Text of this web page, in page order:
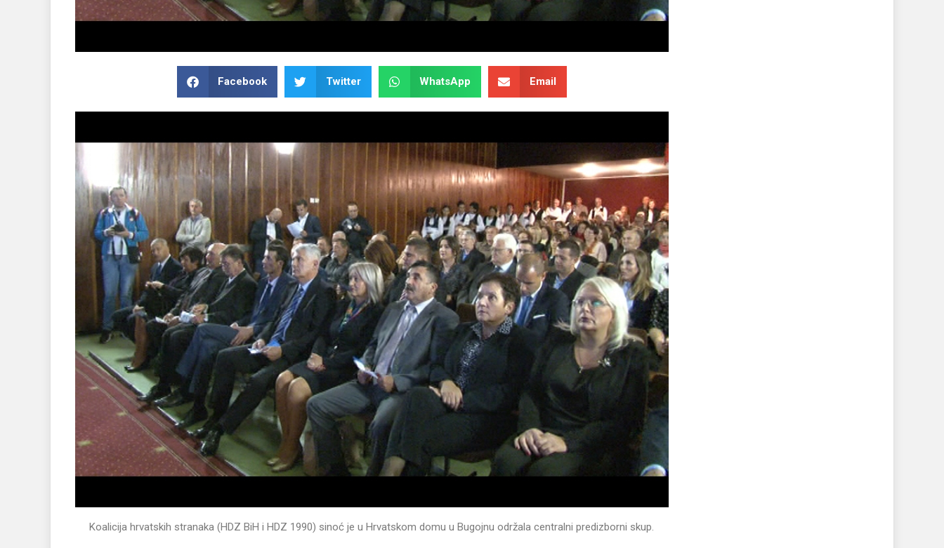
Facebook Twitter WhatsApp Email
Koalicija hrvatskih stranaka (HDZ BiH i HDZ 1990) sinoć je u Hrvatskom domu u Bugojnu održala centralni predizborni skup.